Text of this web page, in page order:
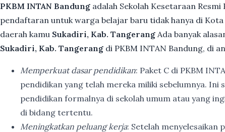
PKBM INTAN Bandung adalah Sekolah Kesetaraan
pendaftaran untuk warga belajar baru tidak hanya di
daerah kamu Sukadiri, Kab. Tangerang Ada banyak
Sukadiri, Kab. Tangerang di PKBM INTAN Bandung, di
Memperkuat dasar pendidikan: Paket C di PKBM
pendidikan yang telah mereka miliki sebelumnya.
pendidikan formalnya di sekolah umum atau yang
di bidang tertentu.
Meningkatkan peluang kerja: Setelah menyelesaikan